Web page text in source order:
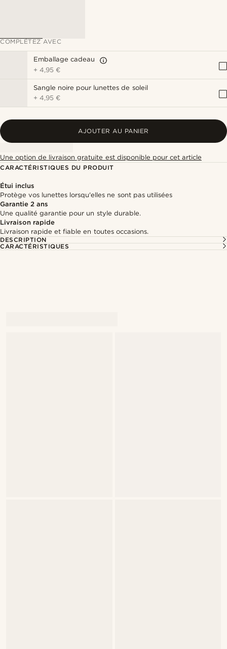
COMPLÉTEZ AVEC
Emballage cadeau
+4,95 €
Sangle noire pour lunettes de soleil
+4,95 €
AJOUTER AU PANIER
Une option de livraison gratuite est disponible pour cet article
CARACTÉRISTIQUES DU PRODUIT
Étui inclus
Protège vos lunettes lorsqu'elles ne sont pas utilisées
Garantie 2 ans
Une qualité garantie pour un style durable.
Livraison rapide
Livraison rapide et fiable en toutes occasions.
DESCRIPTION
CARACTÉRISTIQUES